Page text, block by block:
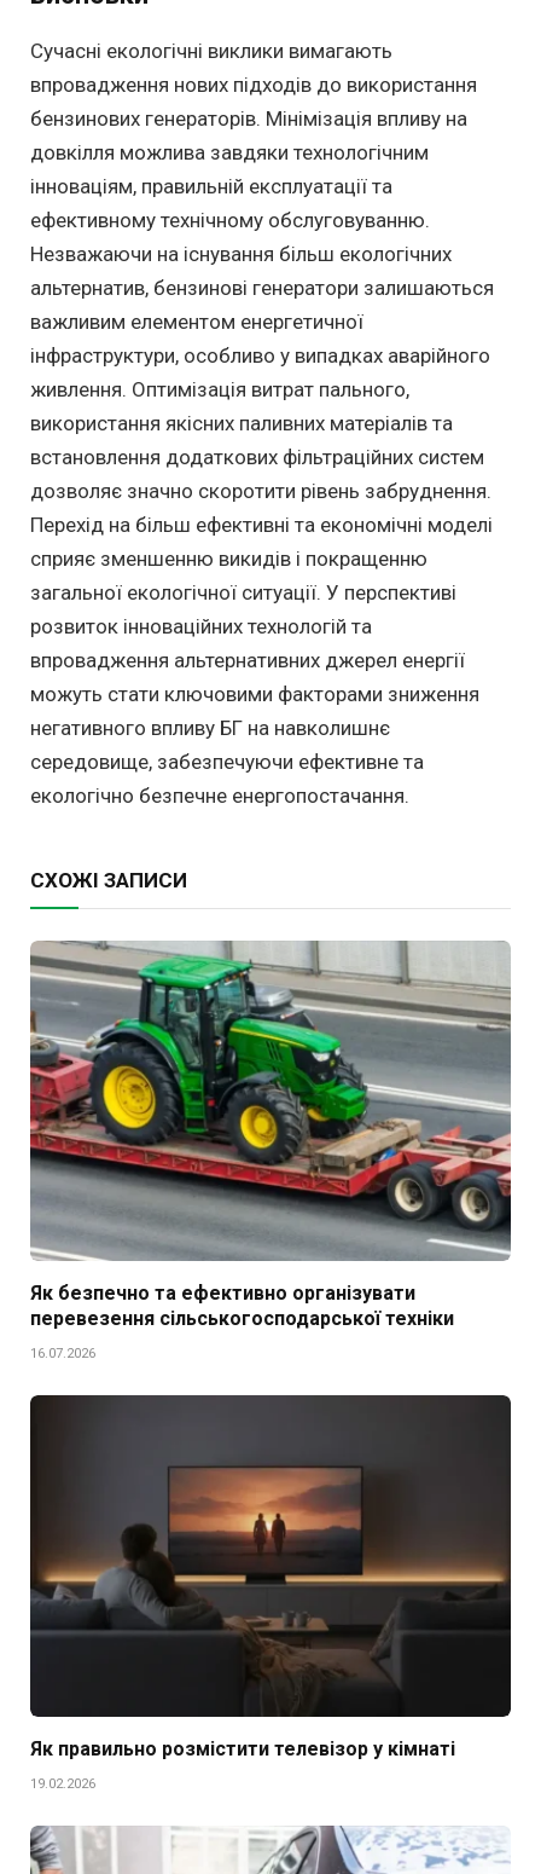
Сучасні екологічні виклики вимагають
впровадження нових підходів до використання
бензинових генераторів. Мінімізація впливу на
довкілля можлива завдяки технологічним
інноваціям, правильній експлуатації та
ефективному технічному обслуговуванню.
Незважаючи на існування більш екологічних
альтернатив, бензинові генератори залишаються
важливим елементом енергетичної
інфраструктури, особливо у випадках аварійного
живлення. Оптимізація витрат пального,
використання якісних паливних матеріалів та
встановлення додаткових фільтраційних систем
дозволяє значно скоротити рівень забруднення.
Перехід на більш ефективні та економічні моделі
сприяє зменшенню викидів і покращенню
загальної екологічної ситуації. У перспективі
розвиток інноваційних технологій та
впровадження альтернативних джерел енергії
можуть стати ключовими факторами зниження
негативного впливу БГ на навколишнє
середовище, забезпечуючи ефективне та
екологічно безпечне енергопостачання.
СХОЖІ ЗАПИСИ
Як безпечно та ефективно організувати
перевезення сільськогосподарської техніки
16.07.2026
Як правильно розмістити телевізор у кімнаті
19.02.2026